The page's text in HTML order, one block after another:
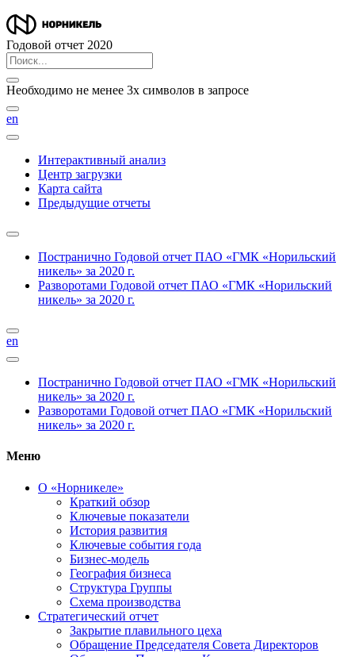
Годовой отчет 2020
Необходимо не менее 3х символов в запросе
en
Интерактивный анализ
Центр загрузки
Карта сайта
Предыдущие отчеты
Постранично Годовой отчет ПАО «ГМК «Норильский
никель» за 2020 г.
Разворотами Годовой отчет ПАО «ГМК «Норильский
никель» за 2020 г.
en
Постранично Годовой отчет ПАО «ГМК «Норильский
никель» за 2020 г.
Разворотами Годовой отчет ПАО «ГМК «Норильский
никель» за 2020 г.
Меню
О «Норникеле»
Краткий обзор
Ключевые показатели
История развития
Ключевые события года
Бизнес-модель
География бизнеса
Структура Группы
Схема производства
Стратегический отчет
Закрытие плавильного цеха
Обращение Председателя Совета Директоров